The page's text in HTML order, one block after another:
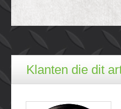
Klanten die dit